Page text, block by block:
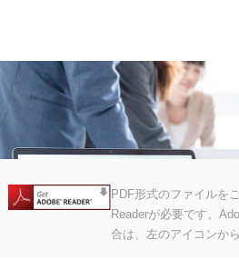
PDF形式のファイルを
Readerが必要です。
合は、左のアイコンか